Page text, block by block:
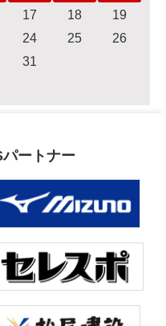
17 18
19
24 25
26
31
ートナー